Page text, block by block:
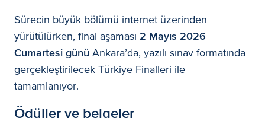
Sürecin büyük bölümü internet üzerinden
yürütülürken, final aşaması 2 Mayıs 2026
Cumartesi günü Ankara’da, yazılı sınav formatında
gerçekleştirilecek Türkiye Finalleri ile
tamamlanıyor.
Ödüller ve belgeler